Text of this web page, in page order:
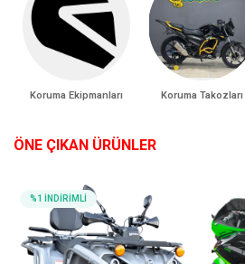
Koruma Ekipmanları Koruma Takozları
ÖNE ÇIKAN ÜRÜNLER
%1 İNDİRİMLİ